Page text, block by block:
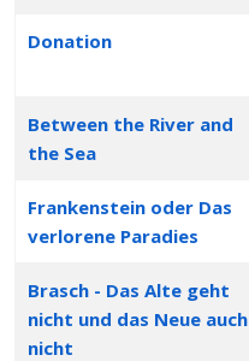
Donation
Between the River and
the Sea
Frankenstein oder Das
verlorene Paradies
Brasch - Das Alte geht
nicht und das Neue auch
nicht